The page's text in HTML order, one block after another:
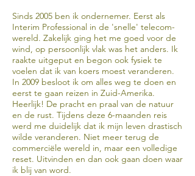
Sinds 2005 ben ik ondernemer. Eerst als
Interim Professional in de 'snelle' telecom-
wereld. Zakelijk ging het me goed voor de
wind, op persoonlijk vlak was het anders. Ik
raakte uitgeput en begon ook fysiek te
voelen dat ik van koers moest veranderen.
In 2009 besloot ik om alles weg te doen en
eerst te gaan reizen in Zuid-Amerika.
Heerlijk! De pracht en praal van de natuur
en de rust. Tijdens deze 6-maanden reis
werd me duidelijk dat ik mijn leven drastisch
wilde veranderen. Niet meer terug de
commerciële wereld in, maar een volledige
reset. Uitvinden en dan ook gaan doen waar
ik blij van word.